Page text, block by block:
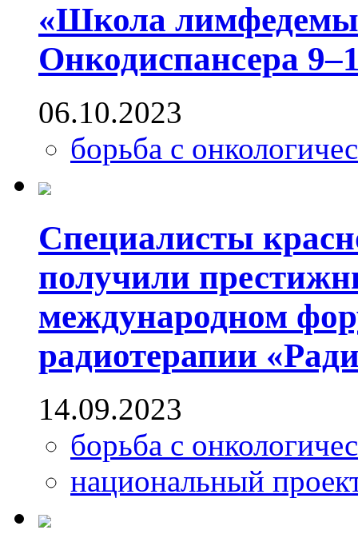
«Школа
Онкодиспансера
06.10.2023
борьба с
Специалисты
получили
международном
радиотерапии
14.09.2023
борьба с
национальный